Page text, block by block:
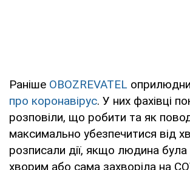
Раніше OBOZREVATEL
про коронавірус. У них фахівці
розповіли, що робити та як
максимально убезпечитися від
розписали дії, якщо людина була
хворим або сама захворіла на